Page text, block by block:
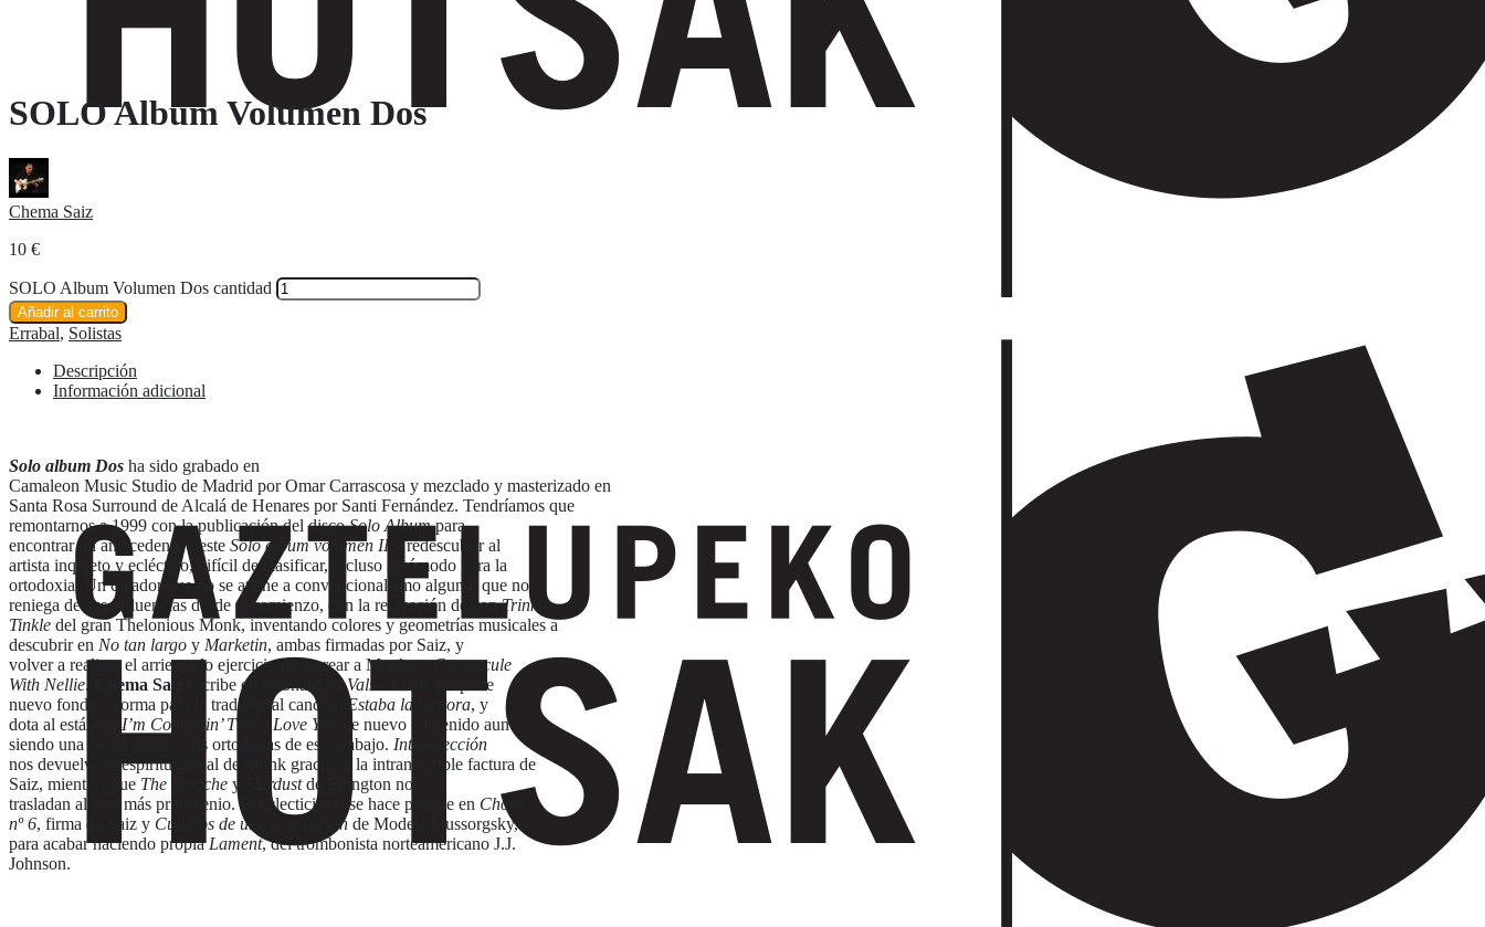
SOLO Album Volumen Dos
Chema Saiz
10 €
SOLO Album Volumen Dos cantidad
Añadir al carrito
Errabal, Solistas
Descripción
Información adicional
Solo album Dos ha sido grabado en
Camaleon Music Studio de Madrid por Omar Carrascosa y mezclado y masterizado en
Santa Rosa Surround de Alcalá de Henares por Santi Fernández. Tendríamos que
remontarnos a 1999 con la publicación del discoSolo Albumpara
encontrar un antecedente a este Solo album volumen II y redescubrir al
artista inquieto y ecléctico, difícil de clasificar, incluso incómodo para la
ortodoxia. Un creador que no se atiene a convencionalismo alguno, que no
reniega de sus influencias desde el comienzo, con la recreación de conTrinkle
Tinkle del gran Thelonious Monk, inventando colores y geometrías musicales a
descubrir en No tan largo y Marketin, ambas firmadas por Saiz, y
volver a realizar el arriesgado ejercicio de recrear a Monk enCrepuscule
With Nellie. Chema Saiz escribe en disonanciasVals en Dm
, propone
nuevo fondo y forma para la tradicional canción
Estaba la pastora, y
dota al estándar I’m Confessin’ That I Love You
de nuevo contenido aun
siendo una de las piezas mas ortodoxas de este trabajo. Introspección
nos devuelve al espíritu genial de Monk gracias a la intransferible factura de
Saiz, mientras que The Mooche y Stardustde Ellington nos
trasladan al jazz más primigenio. El eclecticismo se hace patente en Chotis
nº 6, firma de Saiz y Cuadros de una Exposición de Modest Mussorgsky,
para acabar haciendo propiaLament, del trombonista norteamericano J.J.
Johnson.